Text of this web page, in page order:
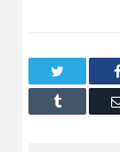
Tumblr